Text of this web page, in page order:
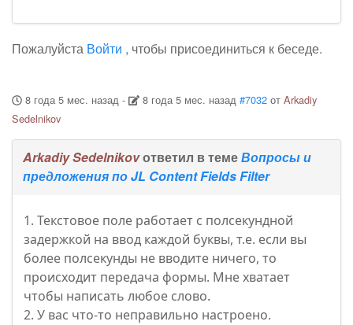
Пожалуйста Войти , чтобы присоединиться к беседе.
8 года 5 мес. назад- 8 года 5 мес. назад #7032 отArkadiy
Sedelnikov
Arkadiy Sedelnikovответил в темеВопросы и
предложения по JL Content Fields Filter
1. Текстовое поле работает с полсекундной
задержкой на ввод каждой буквы, т.е. если вы
более полсекунды не вводите ничего, то
происходит передача формы. Мне хватает
чтобы написать любое слово.
2. У вас что-то неправильно настроено.